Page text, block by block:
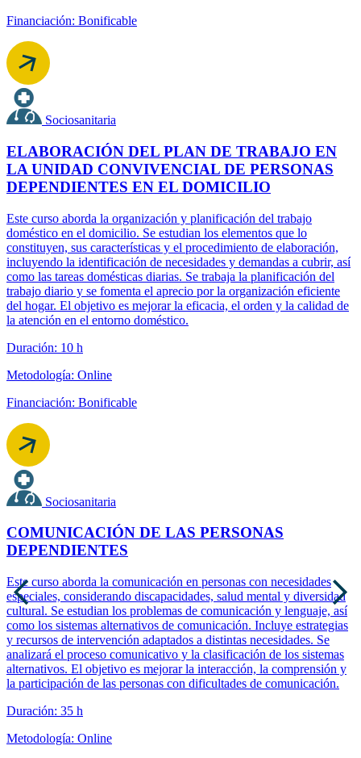
Financiación: Bonificable
Sociosanitaria
ELABORACIÓN DEL PLAN DE TRABAJO EN
LA UNIDAD CONVIVENCIAL DE PERSONAS
DEPENDIENTES EN EL DOMICILIO
Este curso aborda la organización y planificación del trabajo
doméstico en el domicilio. Se estudian los elementos que lo
constituyen, sus características y el procedimiento de elaboración,
incluyendo la identificación de necesidades y demandas a cubrir, así
como las tareas domésticas diarias. Se trabaja la planificación del
trabajo diario y se fomenta el aprecio por la organización eficiente
del hogar. El objetivo es mejorar la eficacia, el orden y la calidad de
la atención en el entorno doméstico.
Duración: 10 h
Metodología: Online
Financiación: Bonificable
Sociosanitaria
COMUNICACIÓN DE LAS PERSONAS
DEPENDIENTES
Este curso aborda la comunicación en personas con necesidades
especiales, considerando discapacidades, salud mental y diversidad
cultural. Se estudian los problemas de comunicación y lenguaje, así
como los sistemas alternativos de comunicación. Incluye estrategias
y recursos de intervención adaptados a distintas necesidades. Se
analizará el proceso comunicativo y la clasificación de los sistemas
alternativos. El objetivo es mejorar la interacción, la comprensión y
la participación de las personas con dificultades de comunicación.
Duración: 35 h
Metodología: Online